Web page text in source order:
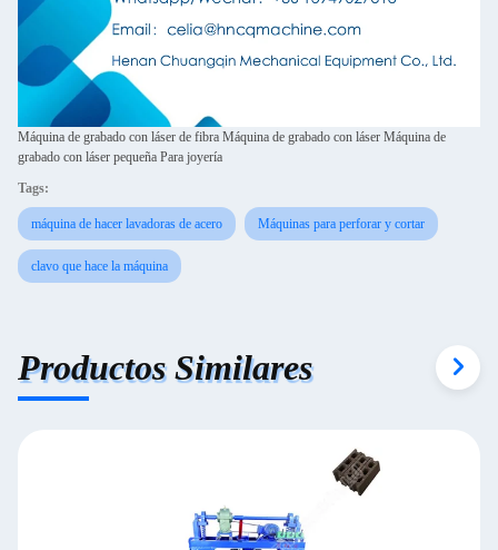
Máquina de grabado con láser de fibra Máquina de grabado con láser Máquina de
grabado con láser pequeña Para joyería
Tags:
máquina de hacer lavadoras de acero Máquinas para perforar y cortar
clavo que hace la máquina
Productos Similares